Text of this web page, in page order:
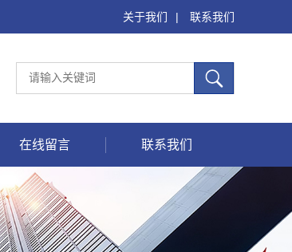
关于我们 | 联系我们
在线留言 联系我们